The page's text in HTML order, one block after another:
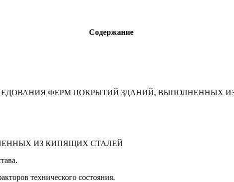
Содержание
ФЕРМ ПОКРЫТИЙ ЗДАНИЙ, ВЫПОЛНЕННЫХ
ИЗ КИПЯЩИХ СТАЛЕЙ
технического состояния.